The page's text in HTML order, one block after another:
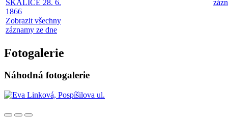
SKALICE 28. 6.
1866
Zobrazit všechny
záznamy ze dne
Fotogalerie
Náhodná fotogalerie